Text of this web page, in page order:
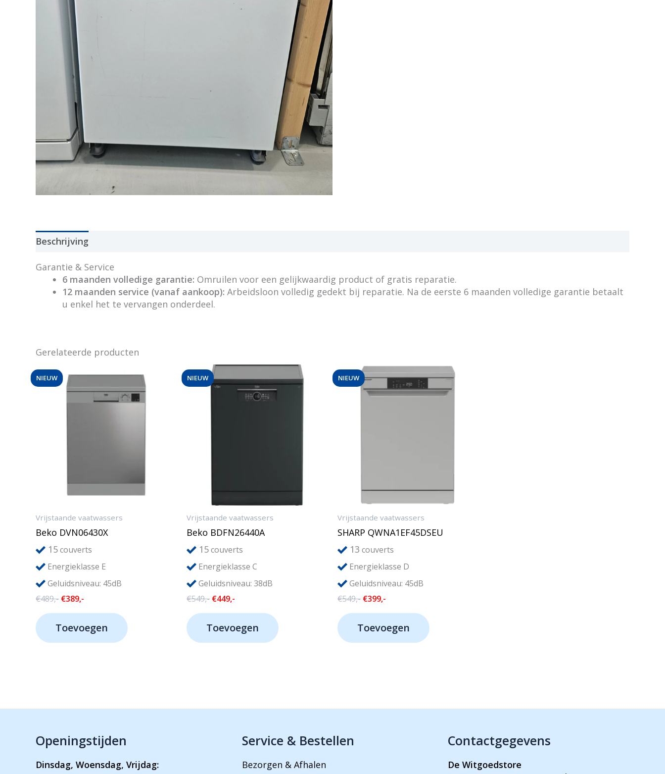
Beschrijving
Garantie & Service
6 maanden volledige garantie: Omruilen voor een gelijkwaardig product of gratis reparatie.
12 maanden service (vanaf aankoop): Arbeidsloon volledig gedekt bij reparatie. Na de eerste 6 maanden volledige garantie betaalt
u enkel het te vervangen onderdeel.
Gerelateerde producten
NIEUW
Vrijstaande vaatwassers
Beko DVN06430X
15couverts
Energieklasse E
Geluidsniveau: 45dB
€489,- Oorspronkelijke
€489,-.
€389,-
€389,-.
Toevoegen
NIEUW
Vrijstaande vaatwassers
Beko BDFN26440A
15couverts
Energieklasse C
Geluidsniveau: 38dB
€549,- Oorspronkelijke
€549,-.
€449,-
€449,-.
Toevoegen
NIEUW
Vrijstaande vaatwassers
SHARP QWNA1EF45DSEU
13 couverts
Energieklasse D
Geluidsniveau: 45dB
€549,- Oorspronkelijke
€549,-.
€399,-
€399,-.
Toevoegen
Openingstijden
Dinsdag, Woensdag, Vrijdag:
Service & Bestellen
Bezorgen & Afhalen
Contactgegevens
De Witgoedstore